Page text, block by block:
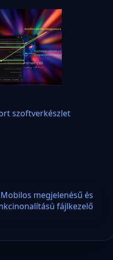
szoftverkészlet
Mobilos megjelenésű és
fájlkezelő